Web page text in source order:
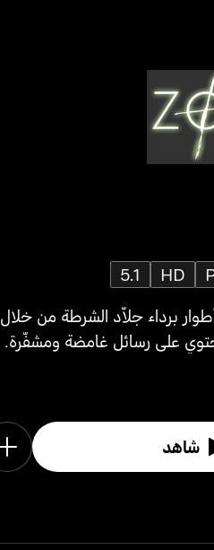
HD
5.1
برداء جلاّد الشرطة من خلال
على رسائل غامضة ومشفّرة.
شاهد